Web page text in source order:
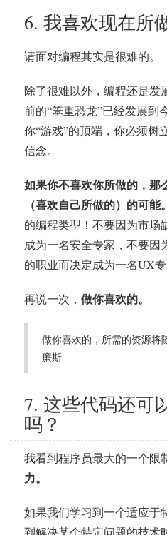
6. 我喜欢现在所
请面对编程其实是很难的。
除了很难以外，编程还是发
前的“笨重恐龙”已经发展到
你“游戏”的顶端，你必须树
信念。
如果你不喜欢你所做的，那
（喜欢自己所做的）的可能。
的编程类型！不要因为市场
成为一名安全专家，不要因
的职业而决定成为一名UX专
再说一次， 做你喜欢的。
做你喜欢的，所需的资源
廉斯
7. 这些代码还可
吗？
我看到程序员最大的一个限
力。
如果我们学习到一个适应于
到解决某个特定问题的技术